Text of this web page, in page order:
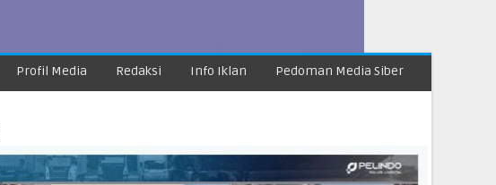
Profil Media Redaksi Info Iklan Pedoman Media Siber